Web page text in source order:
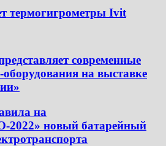
термогигрометры Ivit
современные
на выставке
на
новый батарейный